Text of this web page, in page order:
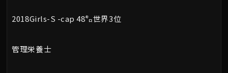
2018Girls-S -cap 48㌔世界3位
管理栄養士